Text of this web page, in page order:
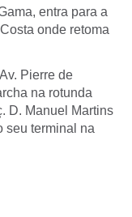
entra para a
onde retoma
Pierre de
na rotunda
D. Manuel Martins
seu terminal na